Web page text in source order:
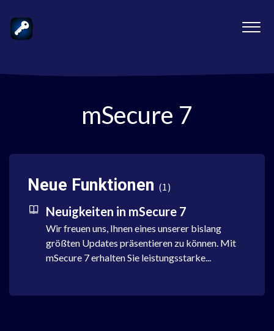
mSecure 7
Neue Funktionen 1
Neuigkeiten in mSecure 7
Wir freuen uns, Ihnen eines unserer bislang
größten Updates präsentieren zu können. Mit
mSecure 7 erhalten Sie leistungsstarke...